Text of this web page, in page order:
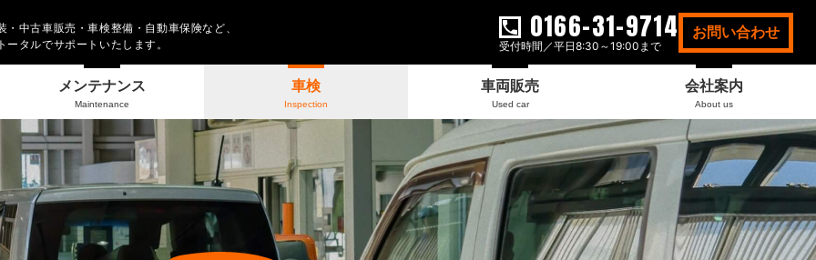
・中古車販売・車検整備・自動車保険など、
タルでサポートいたします。
0166-31-9714
受付時間／平日8:30～19:00まで
お問い合わせ
メンテナンス
Maintenance
車検
Inspection
車両販売
Used car
会社案内
About us